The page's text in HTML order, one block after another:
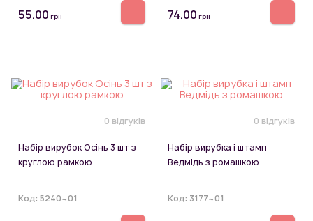
55.00 грн 74.00 грн
0 відгуків
Набір вирубок Осінь 3 шт з
круглою рамкою
Код: 5240~01
0 відгуків
Набір вирубка і штамп
Ведмідь з ромашкою
Код: 3177~01